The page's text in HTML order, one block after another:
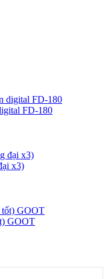
FD-180
x3)
GOOT